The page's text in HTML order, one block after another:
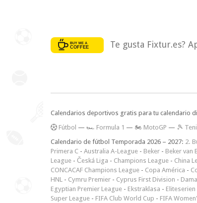
Te gusta Fixtur.es?
Calendarios deportivos gratis para tu calendario
Fútbol — 🏎️ Formula 1 — 🏍 MotoGP — 🎾
Calendario de fútbol Temporada 2026 – 2027: 2.
Primera C - Australia A-League - Beker - Beker van
League - Česká Liga - Champions League - China
CONCACAF Champions League - Copa América -
HNL - Cymru Premier - Cyprus First Division -
Egyptian Premier League - Ekstraklasa - Eliteserien
Super League - FIFA Club World Cup - FIFA